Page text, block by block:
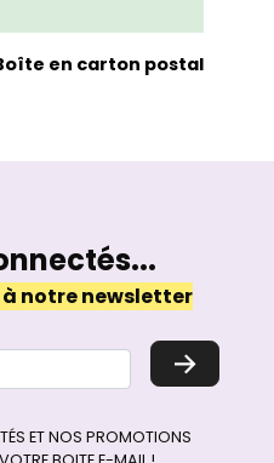
en carton postal
notre newsletter
→
ET NOS PROMOTIONS